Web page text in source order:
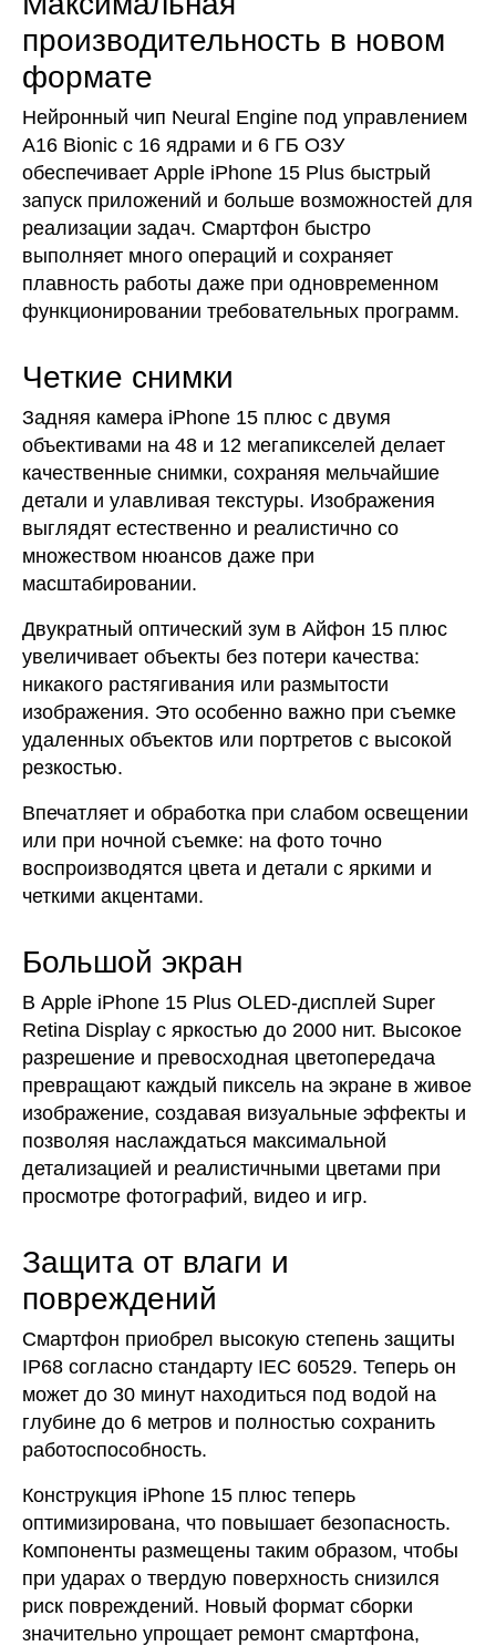
производительность в новом
формате
Нейронный чип Neural Engine под управлением
A16 Bionic с 16 ядрами и 6 ГБ ОЗУ
обеспечивает Apple iPhone 15 Plus быстрый
запуск приложений и больше возможностей для
реализации задач. Смартфон быстро
выполняет много операций и сохраняет
плавность работы даже при одновременном
функционировании требовательных программ.
Четкие снимки
Задняя камера iPhone 15 плюс с двумя
объективами на 48 и 12 мегапикселей делает
качественные снимки, сохраняя мельчайшие
детали и улавливая текстуры. Изображения
выглядят естественно и реалистично со
множеством нюансов даже при
масштабировании.
Двукратный оптический зум в Айфон 15 плюс
увеличивает объекты без потери качества:
никакого растягивания или размытости
изображения. Это особенно важно при съемке
удаленных объектов или портретов с высокой
резкостью.
Впечатляет и обработка при слабом освещении
или при ночной съемке: на фото точно
воспроизводятся цвета и детали с яркими и
четкими акцентами.
Большой экран
В Аpple iPhone 15 Plus OLED-дисплей Super
Retina Display с яркостью до 2000 нит. Высокое
разрешение и превосходная цветопередача
превращают каждый пиксель на экране в живое
изображение, создавая визуальные эффекты и
позволяя наслаждаться максимальной
детализацией и реалистичными цветами при
просмотре фотографий, видео и игр.
Защита от влаги и
повреждений
Смартфон приобрел высокую степень защиты
IP68 согласно стандарту IEC 60529. Теперь он
может до 30 минут находиться под водой на
глубине до 6 метров и полностью сохранить
работоспособность.
Конструкция iPhone 15 плюс теперь
оптимизирована, что повышает безопасность.
Компоненты размещены таким образом, чтобы
при ударах о твердую поверхность снизился
риск повреждений. Новый формат сборки
значительно упрощает ремонт смартфона,